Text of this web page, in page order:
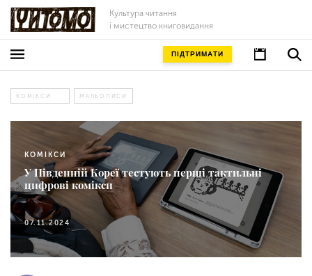
Культура читання
і мистецтво книговидання
ПІДТРИМАТИ
КОМІКСИ МАЛЬОПИСИ
КОМІКСИ
У Південній Кореї тестують перші тактильні
цифрові комікси
07.11.2024